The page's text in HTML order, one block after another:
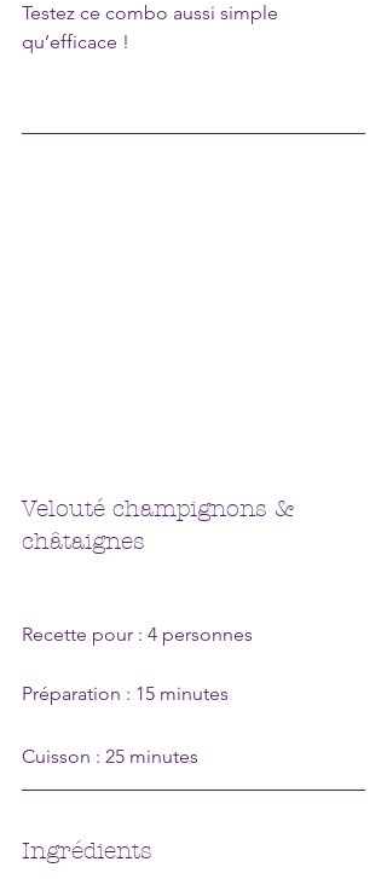
Testez ce combo aussi simple
qu’efficace !
Velouté champignons &
châtaignes
Recette pour : 4 personnes
Préparation : 15 minutes
Cuisson : 25 minutes
Ingrédients